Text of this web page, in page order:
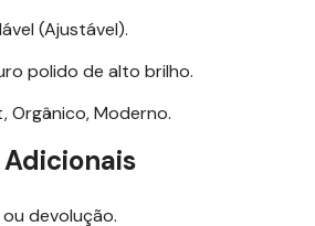
(Ajustável).
polido de alto brilho.
Orgânico, Moderno.
devolução.